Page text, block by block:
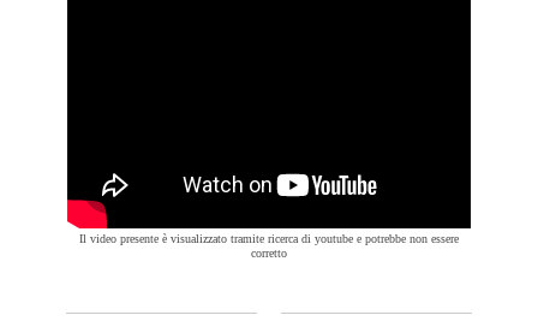
Il video presente è visualizzato tramite ricerca di youtube e potrebbe non essere
corretto